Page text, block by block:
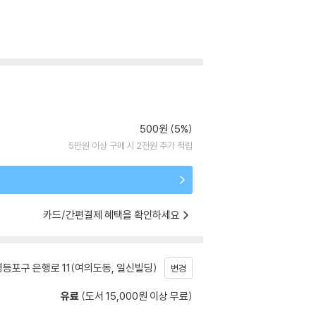
500원 (5%)
5만원 이상 구매 시 2천원 추가 적립
카드/간편결제 혜택을 확인하세요
포구 은행로 11(여의도동, 일신빌딩) 변경
유료 (도서 15,000원 이상 무료)